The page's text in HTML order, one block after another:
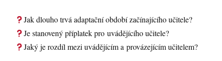
Jak dlouho trvá adaptační období začínajícího učitele?
Je stanovený příplatek pro uvádějícího učitele?
Jaký je rozdíl mezi uvádějícím a provázejícím učitelem?